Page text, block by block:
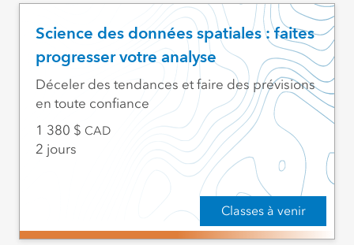
Science des données spatiales : faites
progresser votre analyse
Classes à venir
Déceler des tendances et faire des prévisions
en toute confiance
1 380
CAD
2 jours